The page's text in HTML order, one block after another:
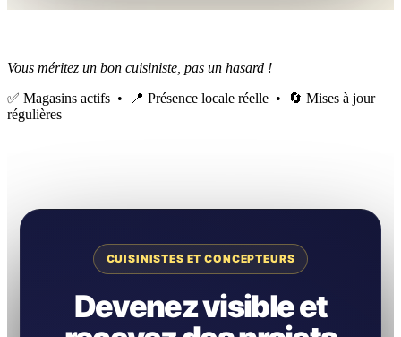
Vous méritez un bon cuisiniste, pas un hasard !
✅ Magasins actifs • 📍 Présence locale réelle • 🔄 Mises à jour
régulières
CUISINISTES ET CONCEPTEURS
Devenez visible et